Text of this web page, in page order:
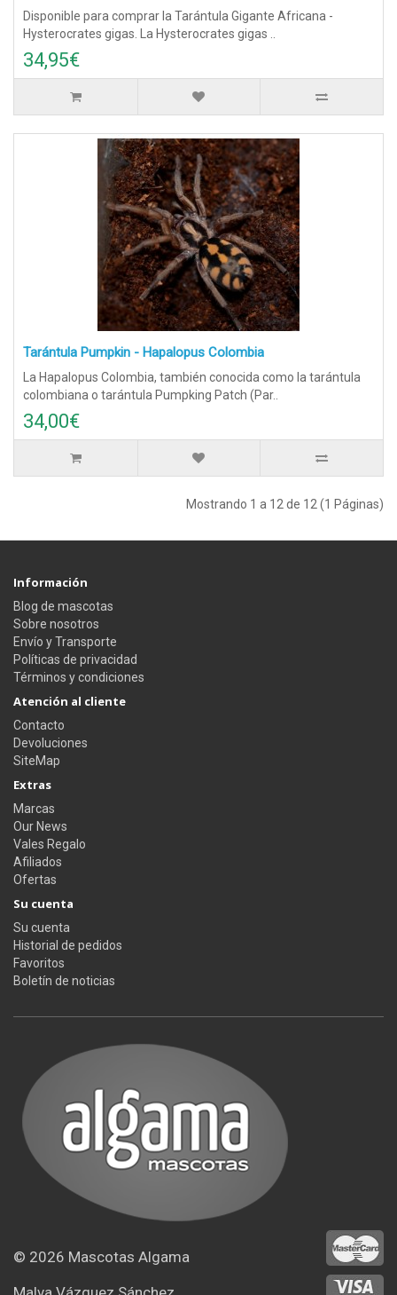
Disponible para comprar la Tarántula Gigante Africana -
Hysterocrates gigas. La Hysterocrates gigas ..
34,95€
Tarántula Pumpkin - Hapalopus Colombia
La Hapalopus Colombia, también conocida como la tarántula
colombiana o tarántula Pumpking Patch (Par..
34,00€
Mostrando 1 a 12 de 12 (1 Páginas)
Información
Blog de mascotas
Sobre nosotros
Envío y Transporte
Políticas de privacidad
Términos y condiciones
Atención al cliente
Contacto
Devoluciones
SiteMap
Extras
Marcas
Our News
Vales Regalo
Afiliados
Ofertas
Su cuenta
Su cuenta
Historial de pedidos
Favoritos
Boletín de noticias
© 2026 Mascotas Algama